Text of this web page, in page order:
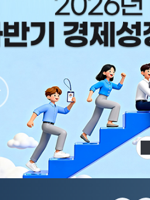
알림판
전국민 공급망 애로 핫라